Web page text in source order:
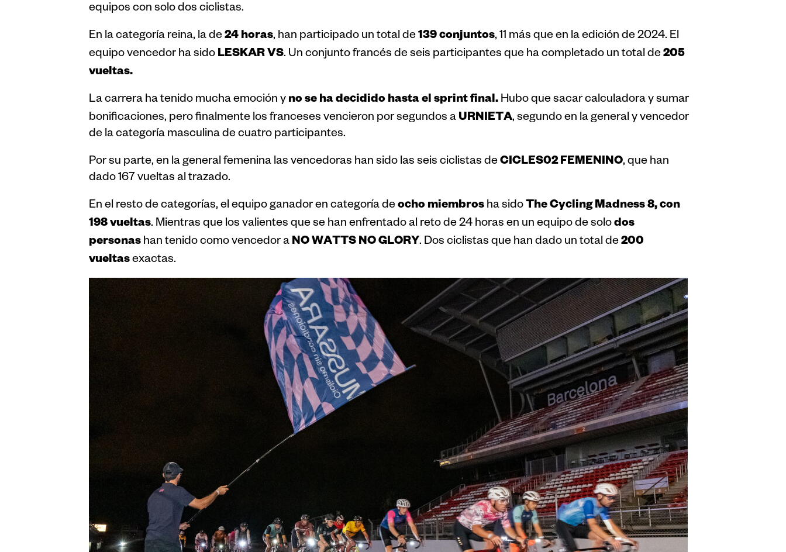
equipos con solo dos ciclistas.
En la categoría reina, la de 24 horas, han participado un total de 139 conjuntos, 11 más que en la edición de 2024. El
equipo vencedor ha sido LESKAR VS. Un conjunto francés de seis participantes que ha completado un total de 205
vueltas.
La carrera ha tenido mucha emoción y no se ha decidido hasta el sprint final. Hubo que sacar calculadora y sumar
bonificaciones, pero finalmente los franceses vencieron por segundos a URNIETA, segundo en la general y vencedor
de la categoría masculina de cuatro participantes.
Por su parte, en la general femenina las vencedoras han sido las seis ciclistas de CICLES02 FEMENINO, que han
dado 167 vueltas al trazado.
En el resto de categorías, el equipo ganador en categoría de ocho miembros ha sidoThe Cycling Madness 8, con
198 vueltas. Mientras que los valientes que se han enfrentado al reto de 24 horas en un equipo de solodos
personas han tenido como vencedor a NO WATTS NO GLORY. Dos ciclistas que han dado un total de 200
vueltasexactas.